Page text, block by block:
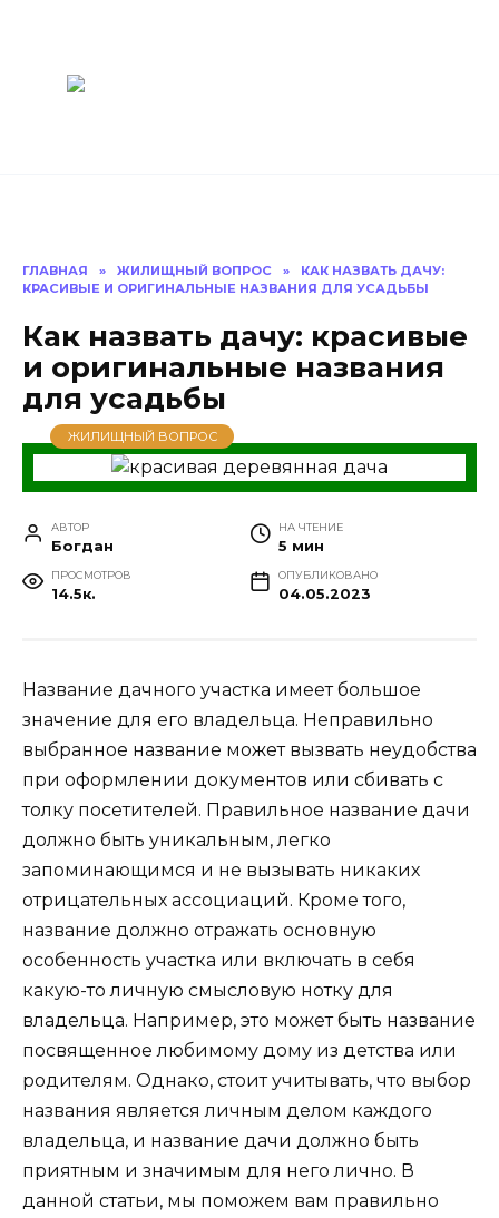
ГЛАВНАЯ » ЖИЛИЩНЫЙ ВОПРОС »
КАК НАЗВАТЬ ДАЧУ:
КРАСИВЫЕ И ОРИГИНАЛЬНЫЕ НАЗВАНИЯ ДЛЯ УСАДЬБЫ
Как назвать дачу: красивые
и оригинальные названия
для усадьбы
ЖИЛИЩНЫЙ ВОПРОС
АВТОР
Богдан
НА ЧТЕНИЕ
5 мин
ПРОСМОТРОВ
14.5к.
ОПУБЛИКОВАНО
04.05.2023
Название дачного участка имеет большое
значение для его владельца. Неправильно
выбранное название может вызвать неудобства
при оформлении документов или сбивать с
толку посетителей. Правильное название дачи
должно быть уникальным, легко
запоминающимся и не вызывать никаких
отрицательных ассоциаций. Кроме того,
название должно отражать основную
особенность участка или включать в себя
какую-то личную смысловую нотку для
владельца. Например, это может быть название
посвященное любимому дому из детства или
родителям. Однако, стоит учитывать, что выбор
названия является личным делом каждого
владельца, и название дачи должно быть
приятным и значимым для него лично. В
данной статьи, мы поможем вам правильно